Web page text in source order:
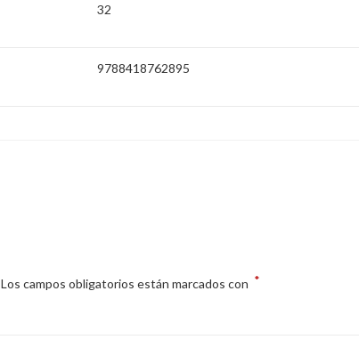
32
9788418762895
Los campos obligatorios están marcados con *